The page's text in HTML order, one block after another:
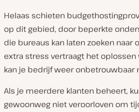
Helaas schieten
op dit gebied, door beperkte
die bureaus kan laten zoeken naar
extra stress vertraagt het
kan je bedrijf weer onbetrouwbaar
Als je meerdere klanten beheert,
gewoonweg niet veroorloven om